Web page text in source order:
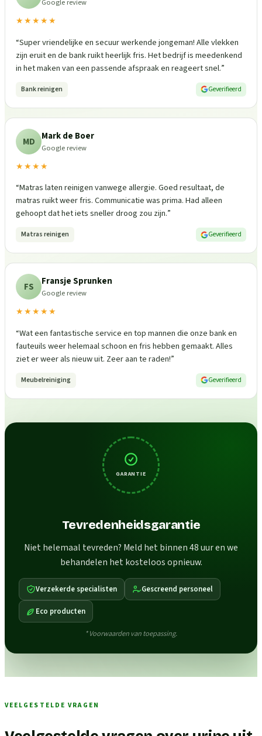
Google review
★★★★★
“Super vriendelijke en secuur werkende jongeman! Alle vlekken
zijn eruit en de bank ruikt heerlijk fris. Het bedrijf is meedenkend
in het maken van een passende afspraak en reageert snel.”
Bank reinigen Geverifieerd
MD Mark de Boer
Google review
★★★★
“Matras laten reinigen vanwege allergie. Goed resultaat, de
matras ruikt weer fris. Communicatie was prima. Had alleen
gehoopt dat het iets sneller droog zou zijn.”
Matras reinigen Geverifieerd
FS Fransje Sprunken
Google review
★★★★★
“Wat een fantastische service en top mannen die onze bank en
fauteuils weer helemaal schoon en fris hebben gemaakt. Alles
ziet er weer als nieuw uit. Zeer aan te raden!”
Meubelreiniging Geverifieerd
GARANTIE
Tevredenheidsgarantie
Niet helemaal tevreden? Meld het binnen 48 uur en we
behandelen het kosteloos opnieuw.
Verzekerde specialisten Gescreend personeel
Eco producten
* Voorwaarden van toepassing.
VEELGESTELDE VRAGEN